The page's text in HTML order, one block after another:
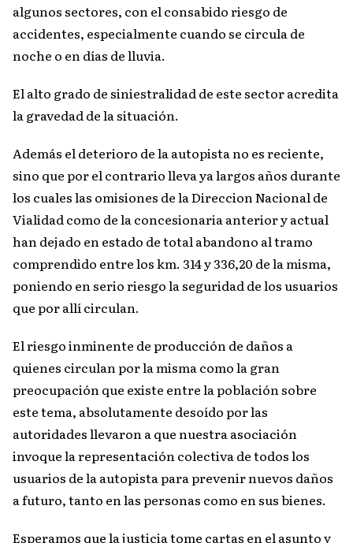
algunos sectores, con el consabido riesgo de
accidentes, especialmente cuando se circula de
noche o en días de lluvia.
El alto grado de siniestralidad de este sector acredita
la gravedad de la situación.
Además el deterioro de la autopista no es reciente,
sino que por el contrario lleva ya largos años durante
los cuales las omisiones de la Direccion Nacional de
Vialidad como de la concesionaria anterior y actual
han dejado en estado de total abandono al tramo
comprendido entre los km. 314 y 336,20 de la misma,
poniendo en serio riesgo la seguridad de los usuarios
que por allí circulan.
El riesgo inminente de producción de daños a
quienes circulan por la misma como la gran
preocupación que existe entre la población sobre
este tema, absolutamente desoído por las
autoridades llevaron a que nuestra asociación
invoque la representación colectiva de todos los
usuarios de la autopista para prevenir nuevos daños
a futuro, tanto en las personas como en sus bienes.
Esperamos que la justicia tome cartas en el asunto y